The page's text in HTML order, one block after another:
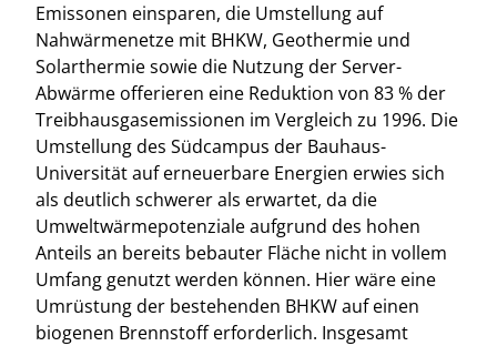
Emissonen einsparen, die Umstellung auf
Nahwärmenetze mit BHKW, Geothermie und
Solarthermie sowie die Nutzung der Server-
Abwärme offerieren eine Reduktion von 83 % der
Treibhausgasemissionen im Vergleich zu 1996. Die
Umstellung des Südcampus der Bauhaus-
Universität auf erneuerbare Energien erwies sich
als deutlich schwerer als erwartet, da die
Umweltwärmepotenziale aufgrund des hohen
Anteils an bereits bebauter Fläche nicht in vollem
Umfang genutzt werden können. Hier wäre eine
Umrüstung der bestehenden BHKW auf einen
biogenen Brennstoff erforderlich. Insgesamt